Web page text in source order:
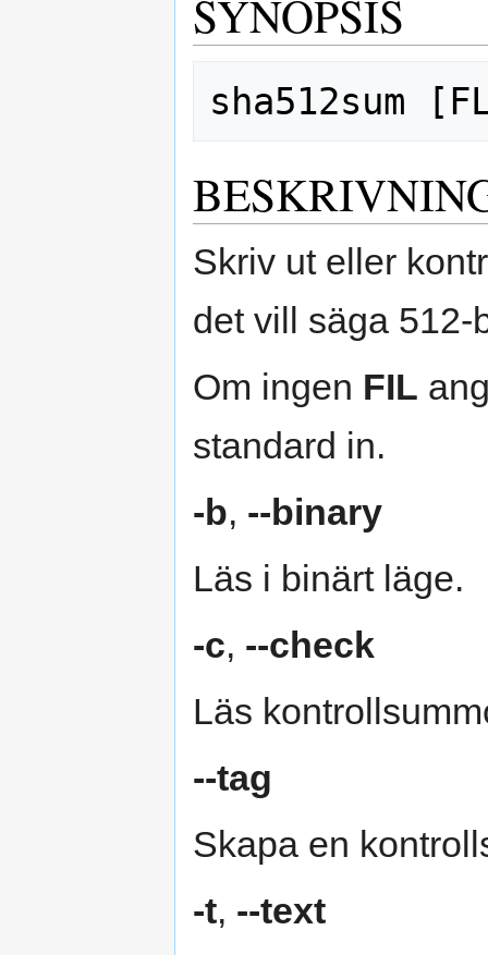
SYNOPSIS
Skriv ut eller
det vill säga 512-
Om ingen FIL
standard in.
-b, --binary
Läs i binärt läge.
-c, --check
Läs
--tag
Skapa en
-t, --text